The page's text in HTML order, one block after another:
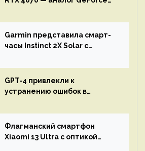
Garmin представила смарт-
часы Instinct 2X Solar с
GPT-4 привлекли к
устранению ошибок в
остановится до полного
восстановления кода и
объяснит, что пошло не так
Флагманский смартфон
Xiaomi 13 Ultra с оптикой